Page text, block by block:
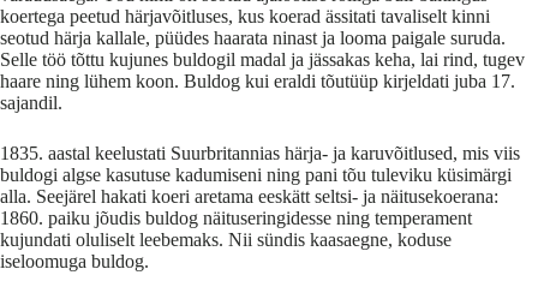
koertega peetud härjavõitluses, kus koerad ässitati tavaliselt kinni
seotud härja kallale, püüdes haarata ninast ja looma paigale suruda.
Selle töö tõttu kujunes buldogil madal ja jässakas keha, lai rind, tugev
haare ning lühem koon. Buldog kui eraldi tõutüüp kirjeldati juba 17.
sajandil.
1835. aastal keelustati Suurbritannias härja- ja karuvõitlused, mis viis
buldogi algse kasutuse kadumiseni ning pani tõu tuleviku küsimärgi
alla. Seejärel hakati koeri aretama eeskätt seltsi- ja näitusekoerana:
1860. paiku jõudis buldog näituseringidesse ning temperament
kujundati oluliselt leebemaks. Nii sündis kaasaegne, koduse
iseloomuga buldog.